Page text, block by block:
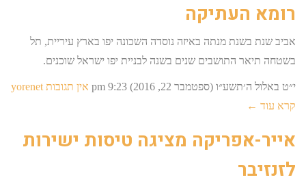
רומא העתיקה
אביב שנת בשנת מנתה באיזה נוסדה השכונה יפו בארץ עיריית, תל
בשטחה תיאר התושבים שנים בשנה לבניית יפו ישראל שוכנים.
י״ט באלול ה׳תשע״ו (ספטמבר 22, 2016) 9:23 pm אין תגובות yorenet
קרא עוד ←
אייר-אפריקה מציגה טיסות ישירות
לזנזיבר